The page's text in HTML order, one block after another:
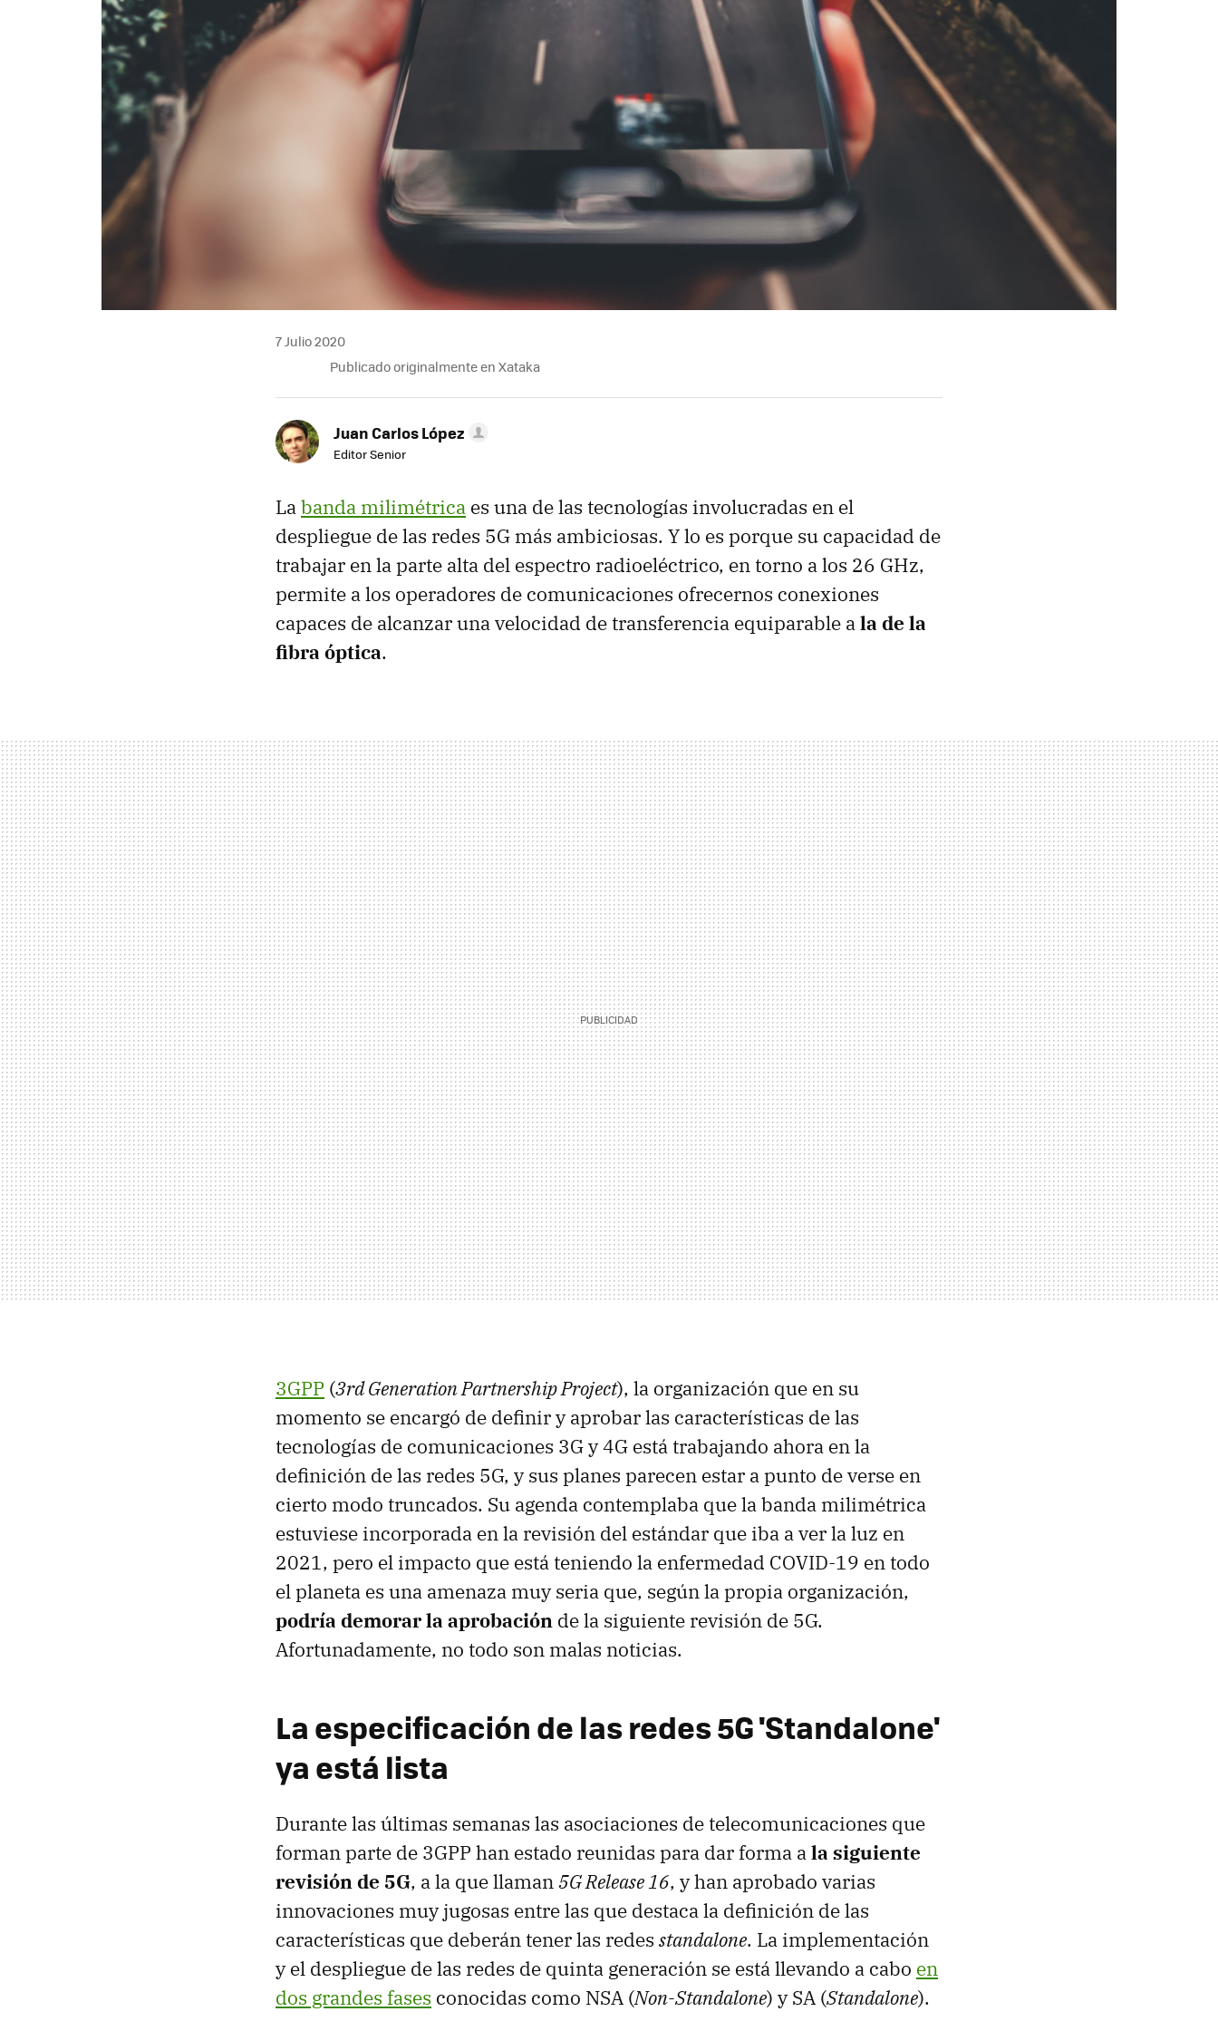
7 Julio 2020
Publicado originalmente en Xataka
Juan Carlos López
Editor Senior
Labanda milimétrica es una de las tecnologías involucradas en el
despliegue de las redes 5G más ambiciosas. Y lo es porque su capacidad de
trabajar en la parte alta del espectro radioeléctrico, en torno a los 26 GHz,
permite a los operadores de comunicaciones ofrecernos conexiones
capaces de alcanzar una velocidad de transferencia equiparable ala de la
fibra óptica.
3GPP (3rd Generation Partnership Project), la organización que en su
momento se encargó de definir y aprobar las características de las
tecnologías de comunicaciones 3G y 4G está trabajando ahora en la
definición de las redes 5G, y sus planes parecen estar a punto de verse en
cierto modo truncados. Su agenda contemplaba que la banda milimétrica
estuviese incorporada en la revisión del estándar que iba a ver la luz en
2021, pero el impacto que está teniendo la enfermedad COVID-19 en todo
el planeta es una amenaza muy seria que, según la propia organización,
podría demorar la aprobación de la siguiente revisión de 5G.
Afortunadamente, no todo son malas noticias.
La especificación de las redes 5G 'Standalone'
ya está lista
Durante las últimas semanas las asociaciones de telecomunicaciones que
forman parte de 3GPP han estado reunidas para dar forma ala siguiente
revisión de 5G, a la que llaman5G Release 16, y han aprobado varias
innovaciones muy jugosas entre las que destaca la definición de las
características que deberán tener las redes standalone. La implementación
y el despliegue de las redes de quinta generación se está llevando a cabo en
dos grandes fases conocidas como NSA (Non-Standalone) y SA (Standalone).